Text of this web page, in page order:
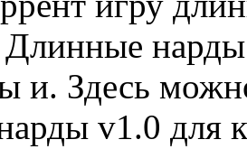
и. Здесь
v1.0 для